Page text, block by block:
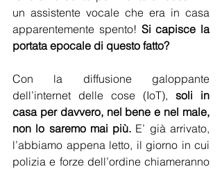
un assistente vocale che era in casa
apparentemente spento! Si capisce la
portata epocale di questo fatto?
Con la diffusione galoppante
dell’internet delle cose (IoT), soli in
casa per davvero, nel bene e nel male,
non lo saremo mai più. E’ già arrivato,
l’abbiamo appena letto, il giorno in cui
polizia e forze dell’ordine chiameranno